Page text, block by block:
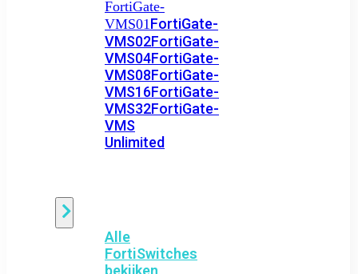
FortiGate-
VMS01FortiGate-
VMS02FortiGate-
VMS04FortiGate-
VMS08FortiGate-
VMS16FortiGate-
VMS32FortiGate-
VMS
Unlimited
Alle
FortiSwitches
bekijken